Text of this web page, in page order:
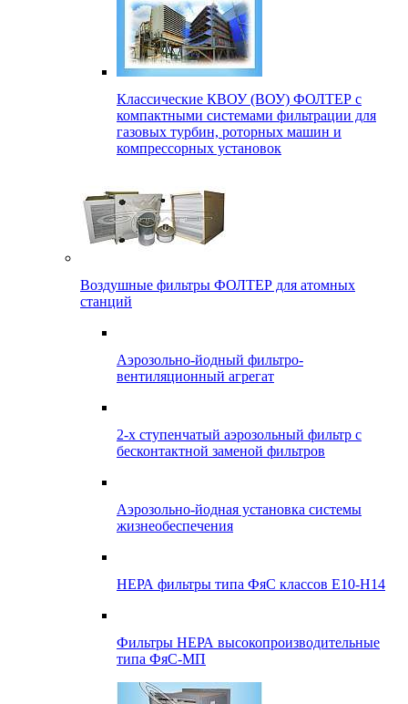
Классические КВОУ (ВОУ) ФОЛТЕР с
компактными системами фильтрации для
газовых турбин, роторных машин и
компрессорных установок
Воздушные фильтры ФОЛТЕР для атомных
станций
Аэрозольно-йодный фильтро-
вентиляционный агрегат
2-х ступенчатый аэрозольный фильтр с
бесконтактной заменой фильтров
Аэрозольно-йодная установка системы
жизнеобеспечения
НЕРА фильтры типа ФяС классов Е10-Н14
Фильтры НЕРА высокопроизводительные
типа ФяС-МП